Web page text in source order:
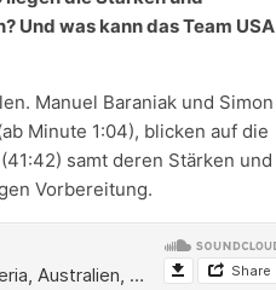
Und was kann das Team USA
Manuel Baraniak und Simon
Minute 1:04), blicken auf die
samt deren Stärken und
Vorbereitung.